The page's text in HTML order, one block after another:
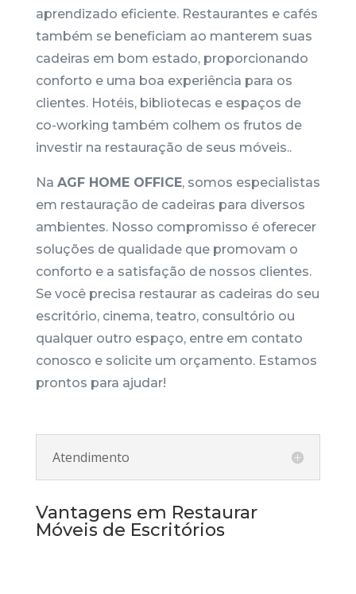
aprendizado eficiente. Restaurantes e cafés
também se beneficiam ao manterem suas
cadeiras em bom estado, proporcionando
conforto e uma boa experiência para os
clientes. Hotéis, bibliotecas e espaços de
co-working também colhem os frutos de
investir na restauração de seus móveis..
Na AGF HOME OFFICE, somos especialistas
em restauração de cadeiras para diversos
ambientes. Nosso compromisso é oferecer
soluções de qualidade que promovam o
conforto e a satisfação de nossos clientes.
Se você precisa restaurar as cadeiras do seu
escritório, cinema, teatro, consultório ou
qualquer outro espaço, entre em contato
conosco e solicite um orçamento. Estamos
prontos para ajudar!
Atendimento
Vantagens em Restaurar
Móveis de Escritórios